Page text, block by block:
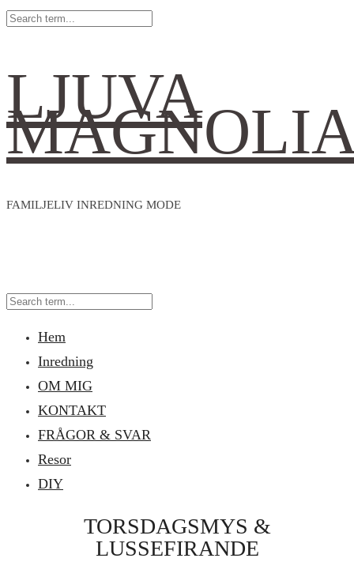
LJUVA
FAMILJELIV INREDNING MODE
Hem
Inredning
OM MIG
KONTAKT
FRÅGOR & SVAR
Resor
DIY
TORSDAGSMYS &
LUSSEFIRANDE